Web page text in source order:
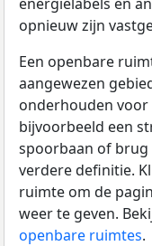
opnieuw zijn
Een openbare
aangewezen
onderhouden
bijvoorbeeld een
spoorbaan of brug
verdere definitie.
ruimte om de
weer te geven.
openbare ruimtes.